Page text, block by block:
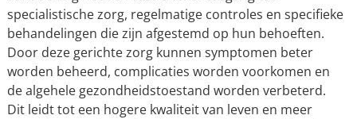
specialistische zorg, regelmatige controles en specifieke
behandelingen die zijn afgestemd op hun behoeften.
Door deze gerichte zorg kunnen symptomen beter
worden beheerd, complicaties worden voorkomen en
de algehele gezondheidstoestand worden verbeterd.
Dit leidt tot een hogere kwaliteit van leven en meer